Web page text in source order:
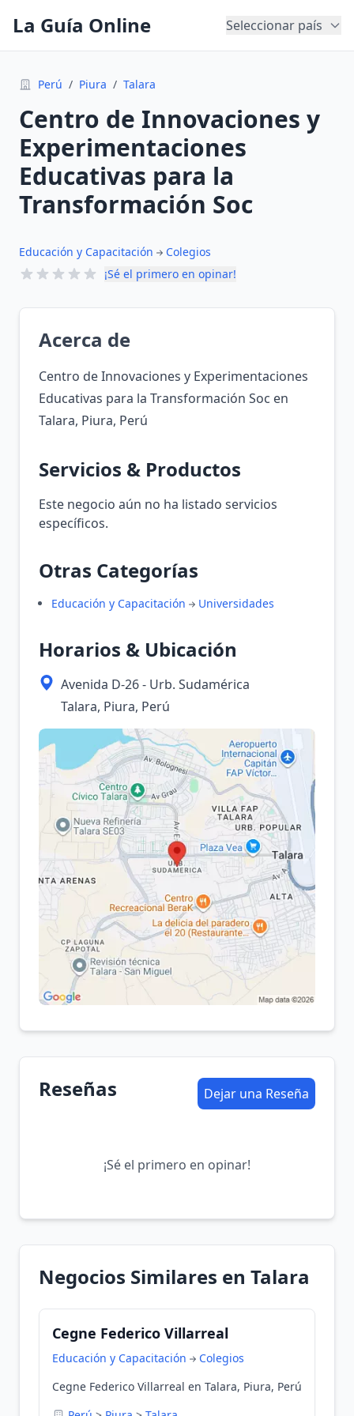
La Guía Online Seleccionar país
Perú / Piura / Talara
Centro de Innovaciones y
Experimentaciones
Educativas para la
Transformación Soc
Educación y Capacitación
Colegios
¡Sé el primero en opinar!
Acerca de
Centro de Innovaciones y Experimentaciones
Educativas para la Transformación Soc en
Talara, Piura, Perú
Servicios & Productos
Este negocio aún no ha listado servicios
específicos.
Otras Categorías
Educación y Capacitación Universidades
Horarios & Ubicación
Avenida D-26 - Urb. Sudamérica
Talara, Piura, Perú
Reseñas Dejar una Reseña
¡Sé el primero en opinar!
Negocios Similares en Talara
Cegne Federico Villarreal
Educación y Capacitación
Colegios
Cegne Federico Villarreal en Talara, Piura, Perú